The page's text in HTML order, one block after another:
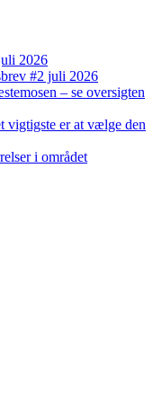
2026
#2 juli 2026
– se oversigten
vigtigste er at vælge den
i området